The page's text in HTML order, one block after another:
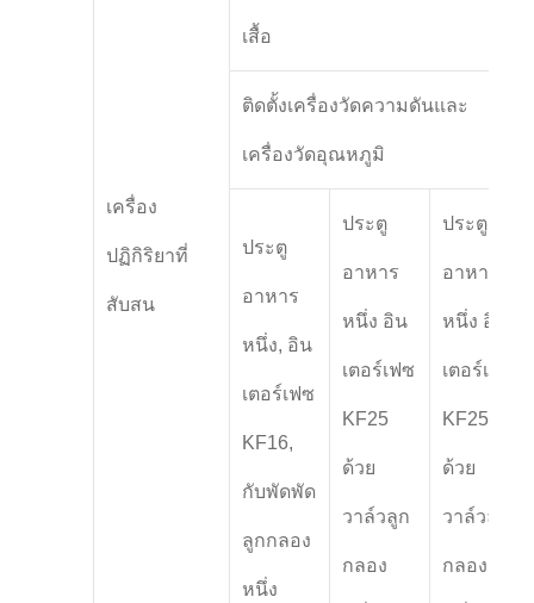
เครื่อง
ปฏิกิริยาที่
สับสน
เสื้อ
ติดตั้งเครื่องวัดความดันและ
เครื่องวัดอุณหภูมิ
ประตู
อาหาร
หนึ่ง, อิน
เตอร์เฟซ
KF16,
กับพัดพัด
ลูกกลอง
หนึ่ง
ประตู
อาหาร
หนึ่ง อิน
เตอร์เฟซ
KF25
ด้วย
วาล์วลูก
กลอง
ประตู
อาหาร
หนึ่ง อิน
เตอร์เฟซ
KF25
ด้วย
วาล์วลูก
กลอง